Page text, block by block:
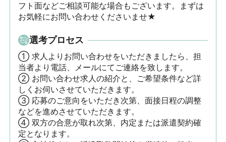
フト面などご相談可能な場合もございます。まずは
お気軽にお問い合わせくださいませ★
選考プロセス
① 求人よりお問い合わせをいただきましたら、担
当者より電話、メールにてご連絡を致します。
② お問い合わせ求人の紹介と、ご希望条件など詳
しくお伺いさせていただきます。
③ 応募のご意向をいただき次第、面接日程の調整
などを進めさせていただきます。
④ 双方の合意が取れ次第、内定または派遣契約確
定となります。